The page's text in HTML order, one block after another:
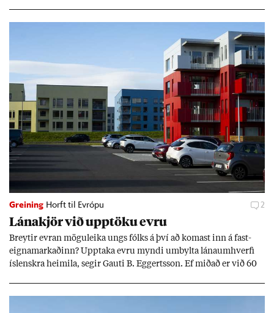
Greining Horft til Evrópu 2
Lána­kjör við upp­töku evru
Breyt­ir evr­an mögu­leika ungs fólks á því að kom­ast inn á fast­
eigna­mark­að­inn? Upp­taka evru myndi um­bylta lánaum­hverfi
ís­lenskra heim­ila, seg­ir Gauti B. Eggerts­son. Ef mið­að er við 60